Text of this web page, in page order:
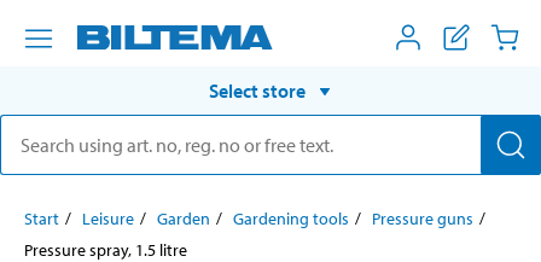
Select store
Start Leisure Garden Gardening tools
Pressure guns
Pressure spray, 1.5 litre